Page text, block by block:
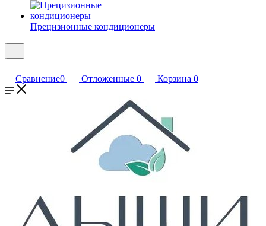
Прецизионные кондиционеры
Сравнение0 Отложенные 0 Корзина 0